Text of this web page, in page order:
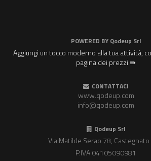
POWERED BY Qodeup Srl
Aggiungi un tocco moderno alla tua attività,
pagina dei prezzi ⇛
CONTATTACI
www.qodeup.com
info@qodeup.com
Qodeup Srl
Via Matilde Serao 78, Castegnato
P.IVA 04105090981